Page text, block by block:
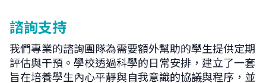
諮詢支持
我們專業的諮詢團隊為需要額外幫助的學生提供定期
評估與干預。學校透過科學的日常安排，建立了一套
旨在培養學生內心平靜與自我意識的協議與程序，並